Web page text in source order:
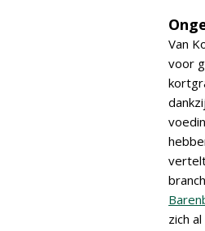
Van
voor
zich